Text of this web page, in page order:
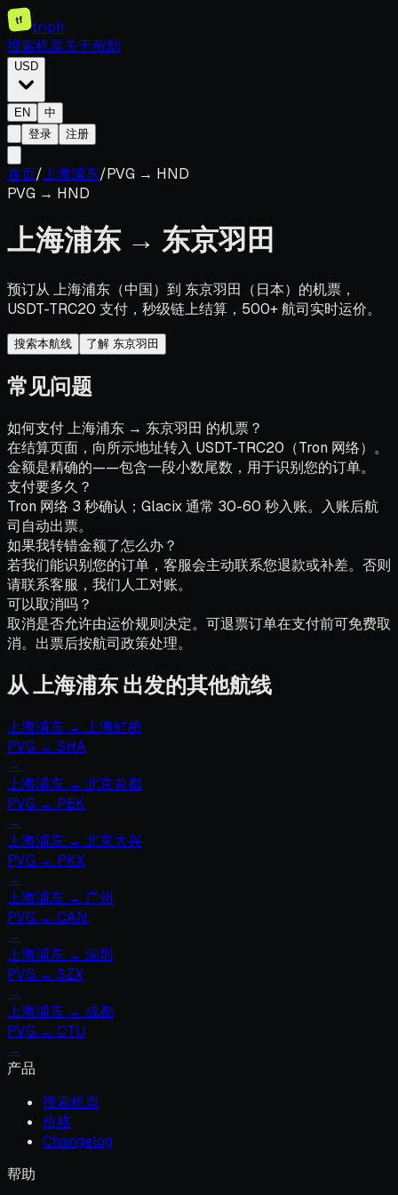
tf
tripfi
搜索机票关于帮助
USD
EN
中
登录
注册
首页/上海浦东/PVG → HND
PVG → HND
上海浦东 → 东京羽田
预订从 上海浦东（中国）到 东京羽田（日本）的机票，
USDT-TRC20 支付，秒级链上结算，500+ 航司实时运价。
搜索本航线 了解 东京羽田
常见问题
如何支付 上海浦东 → 东京羽田 的机票？
在结算页面，向所示地址转入 USDT-TRC20（Tron 网络）。
金额是精确的——包含一段小数尾数，用于识别您的订单。
支付要多久？
Tron 网络 3 秒确认；Glacix 通常 30-60 秒入账。入账后航
司自动出票。
如果我转错金额了怎么办？
若我们能识别您的订单，客服会主动联系您退款或补差。否则
请联系客服，我们人工对账。
可以取消吗？
取消是否允许由运价规则决定。可退票订单在支付前可免费取
消。出票后按航司政策处理。
从 上海浦东 出发的其他航线
上海浦东 → 上海虹桥
PVG → SHA
→
上海浦东 → 北京首都
PVG → PEK
→
上海浦东 → 北京大兴
PVG → PKX
→
上海浦东 → 广州
PVG → CAN
→
上海浦东 → 深圳
PVG → SZX
→
上海浦东 → 成都
PVG → CTU
→
产品
搜索机票
价格
Changelog
帮助